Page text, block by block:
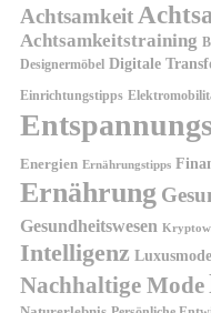
Achtsamkeit
Achtsamkeitstraining
Designermöbel Digitale
Einrichtungstipps
Energien Ernährungstipps
Ernährung
Gesundheitswesen
Intelligenz Luxusmode
Nachhaltige Mode